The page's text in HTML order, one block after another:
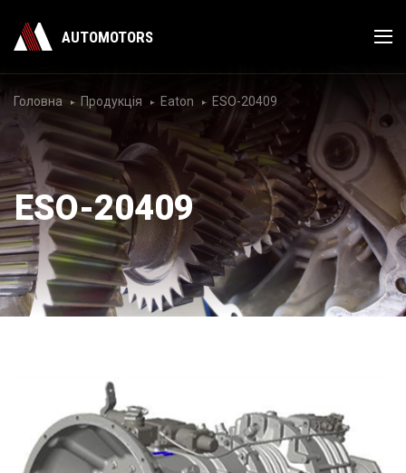
AUTOMOTORS
Головна Продукція Eaton ESO-20409
ESO-20409